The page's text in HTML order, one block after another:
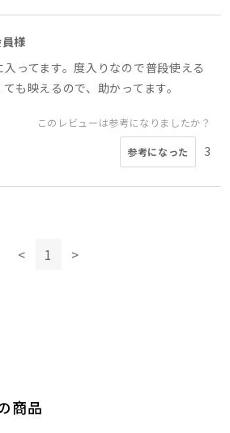
様
ってます。度入りなので普段使える
も映えるので、助かってます。
このレビューは参考になりましたか？
参考になった 3
< 1 >
商品